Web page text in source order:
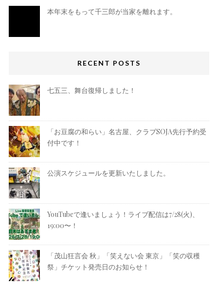
本年末をもって千三郎が当家を離れます。
RECENT POSTS
七五三、舞台復帰しました！
「お豆腐の和らい」名古屋、クラブSOJA先行予約受
付中です！
公演スケジュールを更新いたしました。
YouTubeで逢いましょう！ライブ配信は7/28(火)、
19:00〜！
「茂山狂言会 秋」「笑えない会 東京」「笑の収穫
祭」チケット発売日のお知らせ！